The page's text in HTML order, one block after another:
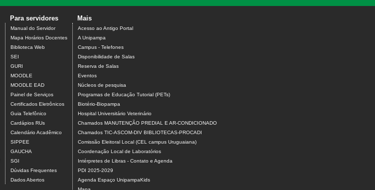
Para servidores
Manual do Servidor
Mapa Horários Docentes
Biblioteca Web
SEI
GURI
MOODLE
MOODLE EAD
Painel de Serviços
Certificados Eletrônicos
Guia Telefônico
Cardápios RUs
Calendário Acadêmico
SIPPEE
GAUCHA
SGI
Dúvidas Frequentes
Dados Abertos
Mais
Acesso ao Antigo Portal
A Unipampa
Campus - Telefones
Disponibilidade de Salas
Reserva de Salas
Eventos
Núcleos de pesquisa
Programas de Educação Tutorial (PETs)
Biotério-Biopampa
Hospital Universitário Veterinário
Chamados MANUTENÇÃO PREDIAL E AR-CONDICIONADO
Chamados TIC-ASCOM-DIV BIBLIOTECAS-PROCADI
Comissão Eleitoral Local (CEL campus Uruguaiana)
Coordenação Local de Laboratórios
Intérpretes de Libras - Contato e Agenda
PDI 2025-2029
Agenda Espaço UnipampaKids